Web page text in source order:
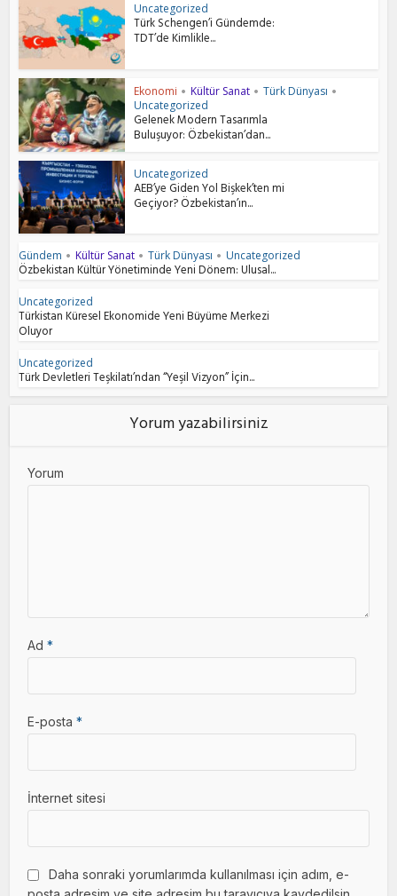
Uncategorized
Türk Schengen’i Gündemde:
TDT’de Kimlikle...
Ekonomi • Kültür Sanat • Türk Dünyası •
Uncategorized
Gelenek Modern Tasarımla
Buluşuyor: Özbekistan’dan...
Uncategorized
AEB’ye Giden Yol Bişkek’ten mi
Geçiyor? Özbekistan’ın...
Gündem • Kültür Sanat • Türk Dünyası • Uncategorized
Özbekistan Kültür Yönetiminde Yeni Dönem: Ulusal...
Uncategorized
Türkistan Küresel Ekonomide Yeni Büyüme Merkezi
Oluyor
Uncategorized
Türk Devletleri Teşkilatı’ndan “Yeşil Vizyon” İçin...
Yorum yazabilirsiniz
Yorum
Ad*
E-posta*
İnternet sitesi
Daha sonraki yorumlarımda kullanılması için adım, e-